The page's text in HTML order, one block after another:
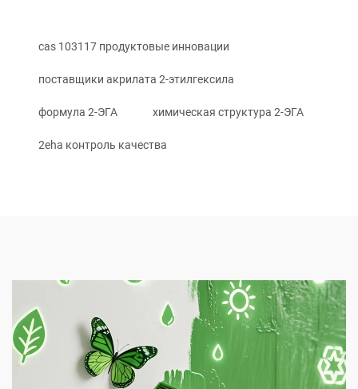
cas 103117 продуктовые инновации
поставщики акрилата 2-этилгексила
формула 2-ЭГА химическая структура 2-ЭГА
2eha контроль качества